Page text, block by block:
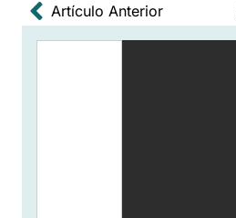
Artículo Anterior